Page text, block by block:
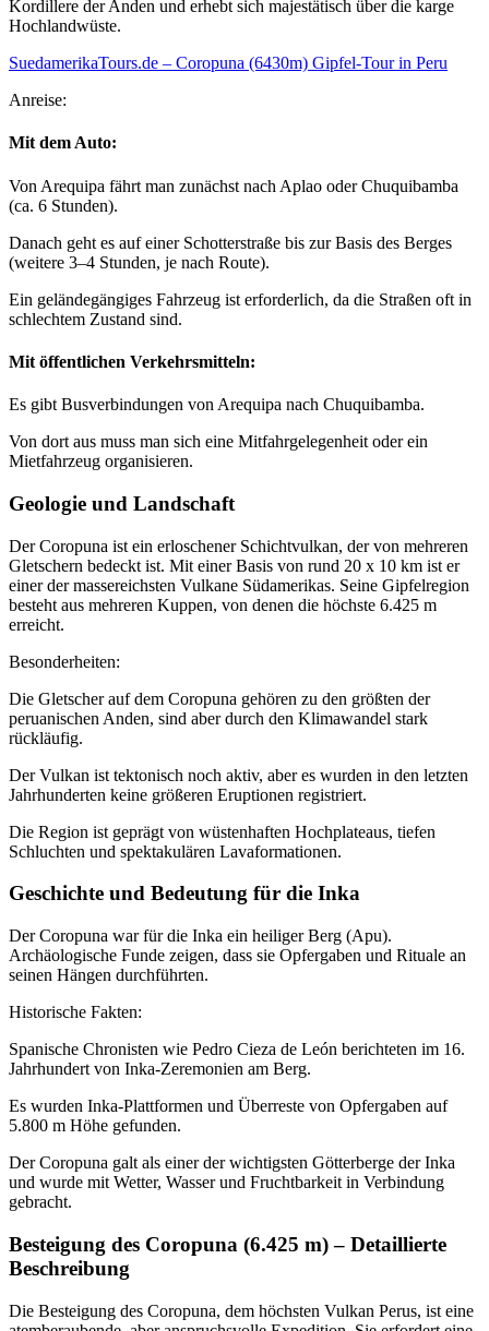
Kordillere der Anden und erhebt sich majestätisch über die karge
Hochlandwüste.
SuedamerikaTours.de – Coropuna (6430m) Gipfel-Tour in Peru
Anreise:
Mit dem Auto:
Von Arequipa fährt man zunächst nach Aplao oder Chuquibamba
(ca. 6 Stunden).
Danach geht es auf einer Schotterstraße bis zur Basis des Berges
(weitere 3–4 Stunden, je nach Route).
Ein geländegängiges Fahrzeug ist erforderlich, da die Straßen oft in
schlechtem Zustand sind.
Mit öffentlichen Verkehrsmitteln:
Es gibt Busverbindungen von Arequipa nach Chuquibamba.
Von dort aus muss man sich eine Mitfahrgelegenheit oder ein
Mietfahrzeug organisieren.
Geologie und Landschaft
Der Coropuna ist ein erloschener Schichtvulkan, der von mehreren
Gletschern bedeckt ist. Mit einer Basis von rund 20 x 10 km ist er
einer der massereichsten Vulkane Südamerikas. Seine Gipfelregion
besteht aus mehreren Kuppen, von denen die höchste 6.425 m
erreicht.
Besonderheiten:
Die Gletscher auf dem Coropuna gehören zu den größten der
peruanischen Anden, sind aber durch den Klimawandel stark
rückläufig.
Der Vulkan ist tektonisch noch aktiv, aber es wurden in den letzten
Jahrhunderten keine größeren Eruptionen registriert.
Die Region ist geprägt von wüstenhaften Hochplateaus, tiefen
Schluchten und spektakulären Lavaformationen.
Geschichte und Bedeutung für die Inka
Der Coropuna war für die Inka ein heiliger Berg (Apu).
Archäologische Funde zeigen, dass sie Opfergaben und Rituale an
seinen Hängen durchführten.
Historische Fakten:
Spanische Chronisten wie Pedro Cieza de León berichteten im 16.
Jahrhundert von Inka-Zeremonien am Berg.
Es wurden Inka-Plattformen und Überreste von Opfergaben auf
5.800 m Höhe gefunden.
Der Coropuna galt als einer der wichtigsten Götterberge der Inka
und wurde mit Wetter, Wasser und Fruchtbarkeit in Verbindung
gebracht.
Besteigung des Coropuna (6.425 m) – Detaillierte
Beschreibung
Die Besteigung des Coropuna, dem höchsten Vulkan Perus, ist eine